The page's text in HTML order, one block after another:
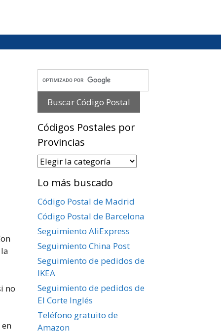
no
Códigos Postales por
Provincias
Códigos
por
Provincias
Lo más buscado
Código Postal de Madrid
Código Postal de Barcelona
Seguimiento AliExpress
Seguimiento China Post
Seguimiento de pedidos de
IKEA
Seguimiento de pedidos de
El Corte Inglés
Teléfono gratuito de
Amazon